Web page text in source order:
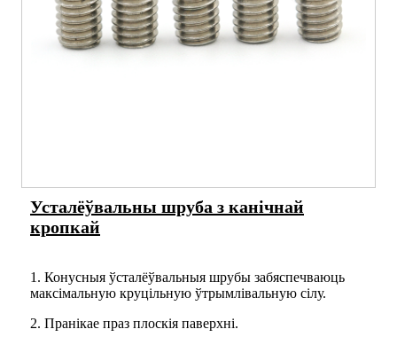
Усталёўвальны шруба з канічнай
кропкай
1. Конусныя ўсталёўвальныя шрубы забяспечваюць
максімальную круцільную ўтрымлівальную сілу.
2. Пранікае праз плоскія паверхні.